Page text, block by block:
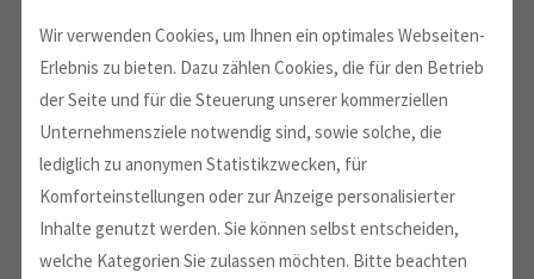
Die Preisverleihung dieses Jahr fand am 05.03.2016 im
Schauspiel Leipzig statt, die Preisträgerin war Monika
Ginsterdorfer.
Förderung:Die Produktion wurde mit einer Summe
von 750,00 € unterstützt
Wir verwenden Cookies, um Ihnen ein optimales Webseiten-
Erlebnis zu bieten. Dazu zählen Cookies, die für den Betrieb
der Seite und für die Steuerung unserer kommerziellen
Unternehmensziele notwendig sind, sowie solche, die
lediglich zu anonymen Statistikzwecken, für
Komforteinstellungen oder zur Anzeige personalisierter
Inhalte genutzt werden. Sie können selbst entscheiden,
welche Kategorien Sie zulassen möchten. Bitte beachten